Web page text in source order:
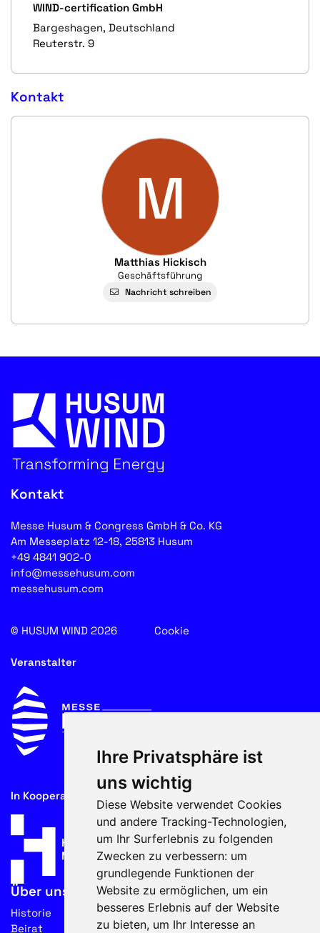
Ihre Privatsphäre ist
uns wichtig
Diese Website verwendet Cookies
und andere Tracking-Technologien,
um Ihr Surferlebnis zu folgenden
Zwecken zu verbessern: um
grundlegende Funktionen der
Website zu ermöglichen, um ein
besseres Erlebnis auf der Website
zu bieten, um Ihr Interesse an
WIND-certification GmbH
Bargeshagen, Deutschland
Reuterstr. 9
Kontakt
M
Matthias Hickisch
Geschäftsführung
Nachricht schreiben
Kontakt
Messe Husum & Congress GmbH & Co. KG
Am Messeplatz 12-18, 25813 Husum
+49 4841 902-0
info@messehusum.com
messehusum.com
© HUSUM WIND 2026 Cookie
Veranstalter
In Kooperation mit
Über uns
Historie
Beirat